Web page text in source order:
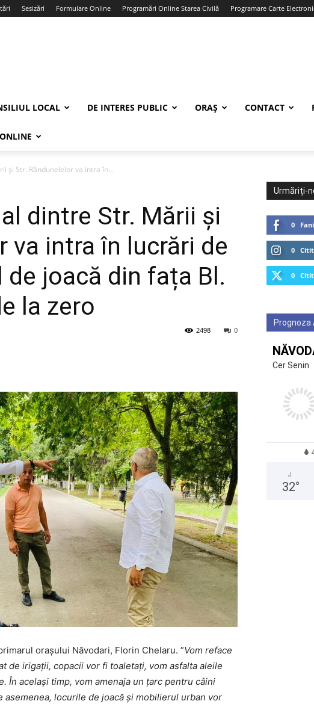
Sesizări Formulare Online Programări Online Starea Civilă Programare Carte
LOCAL DE INTERES PUBLIC ORAȘ CONTACT
și Str. Rândunelelor va intra în...
dintre Str. Mării și
va intra în lucrări de
joacă din fața Bl.
la zero
0
2498
orașului Năvodari, Florin Chelaru. ”Vom reface
de irigații, copacii vor fi toaletați, vom asfalta aleile
În același timp, vom amenaja un țarc pentru câini
locurile de joacă și mobilierul urban vor
Urmăriți-
0 Fani
0
0
Prognoza
Cer Senin
J
32°